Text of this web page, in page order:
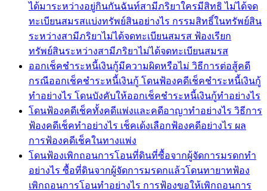
ได้มาระหว่างอยู่กินกันฉันท์สามีภริยาใครมีสิทธิ ไม่ได้จด
ทะเบียนสมรสแบ่งทรัพย์สินอย่างไร กรรมสิทธิ์ในทรัพย์สิน
ระหว่างสามีภริยาไม่ได้จดทะเบียนสมรส ฟ้องเรียก
ทรัพย์สินระหว่างสามีภริยาไม่ได้จดทะเบียนสมรส
ออกเช็คชำระหนี้เงินกู้มีความผิดหรือไม่ วิธีการต่อสู้คดี
กรณีออกเช็คชำระหนี้เงินกู้ โดนฟ้องคดีเช็คชำระหนี้เงินกู้
ทำอย่างไร โดนบังคับให้ออกเช็คชำระหนี้เงินกู้ทำอย่างไร
โดนฟ้องคดีเช็คทั้งคดีแพ่งและคดีอาญาทำอย่างไร วิธีการ
ฟ้องคดีเช็คทำอย่างไร เช็คเด้งเลือกฟ้องคดีอย่างไร ผล
การฟ้องคดีเช็คในทางแพ่ง
โดนฟ้องเพิกถอนการโอนที่ดินที่ซื้อจากผู้จัดการมรดกทำ
อย่างไร ซื้อที่ดินจากผู้จัดการมรดกแล้วโดนทายาทฟ้อง
เพิกถอนการโอนทำอย่างไร การฟ้องขอให้เพิกถอนการ